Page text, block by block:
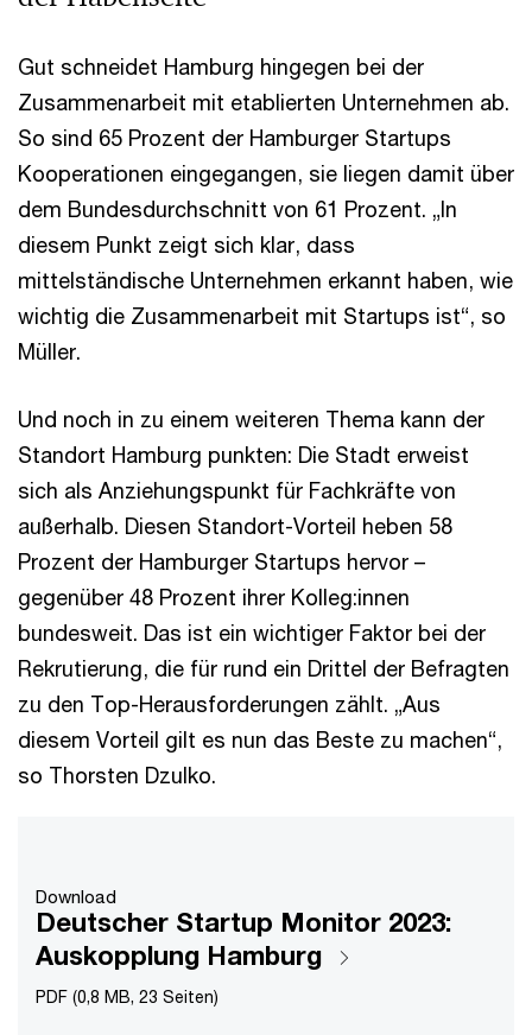
Gut schneidet Hamburg hingegen bei der
Zusammenarbeit mit etablierten Unternehmen ab.
So sind 65 Prozent der Hamburger Startups
Kooperationen eingegangen, sie liegen damit über
dem Bundesdurchschnitt von 61 Prozent. „In
diesem Punkt zeigt sich klar, dass
mittelständische Unternehmen erkannt haben, wie
wichtig die Zusammenarbeit mit Startups ist“, so
Müller.
Und noch in zu einem weiteren Thema kann der
Standort Hamburg punkten: Die Stadt erweist
sich als Anziehungspunkt für Fachkräfte von
außerhalb. Diesen Standort-Vorteil heben 58
Prozent der Hamburger Startups hervor –
gegenüber 48 Prozent ihrer Kolleg:innen
bundesweit. Das ist ein wichtiger Faktor bei der
Rekrutierung, die für rund ein Drittel der Befragten
zu den Top-Herausforderungen zählt. „Aus
diesem Vorteil gilt es nun das Beste zu machen“,
so Thorsten Dzulko.
Download
Deutscher Startup Monitor 2023:
Auskopplung Hamburg
PDF (0,8 MB, 23 Seiten)